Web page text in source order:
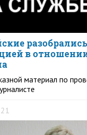
в
материал по